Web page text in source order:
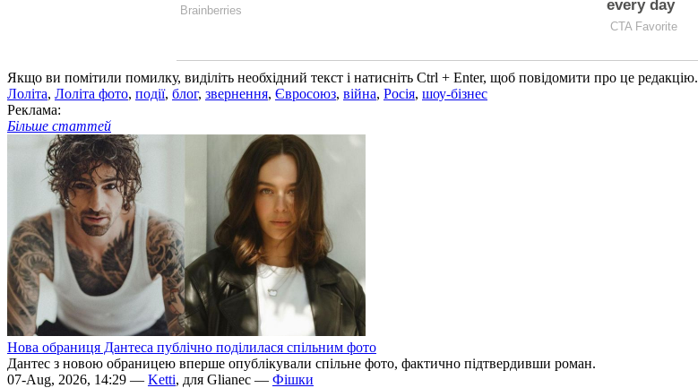
Якщо ви помітили помилку, виділіть необхідний текст і натисніть Ctrl + Enter, щоб повідомити про це редакцію.
Лоліта, Лоліта фото, події, блог, звернення, Євросоюз, війна, Росія, шоу-бізнес
Реклама:
Більше статтей
Нова обраниця Дантеса публічно поділилася спільним фото
Дантес з новою обраницею вперше опублікували спільне фото, фактично підтвердивши роман.
07-Aug, 2026, 14:29 — Ketti, для Glianec — Фішки